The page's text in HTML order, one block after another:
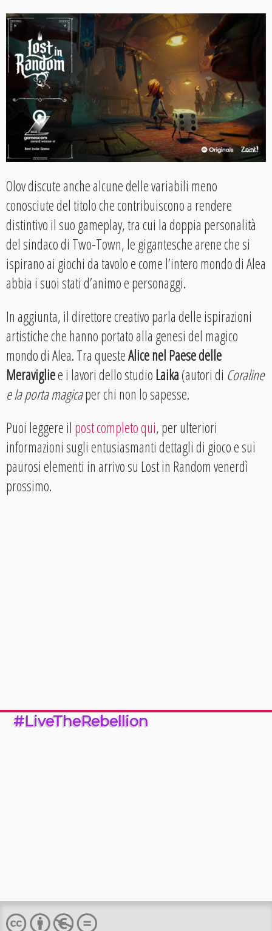
Olov discute anche alcune delle variabili meno
conosciute del titolo che contribuiscono a rendere
distintivo il suo gameplay, tra cui la doppia personalità
del sindaco di Two-Town, le gigantesche arene che si
ispirano ai giochi da tavolo e come l’intero mondo di Alea
abbia i suoi stati d’animo e personaggi.
In aggiunta, il direttore creativo parla delle ispirazioni
artistiche che hanno portato alla genesi del magico
mondo di Alea. Tra questeAlice nel Paese delle
Meravigliee i lavori dello studioLaika(autori di Coraline
e la porta magicaper chi non lo sapesse.
Puoi leggere il post completo qui, per ulteriori
informazioni sugli entusiasmanti dettagli di gioco e sui
paurosi elementi in arrivo su Lost in Random venerdì
prossimo.
#LiveTheRebellion